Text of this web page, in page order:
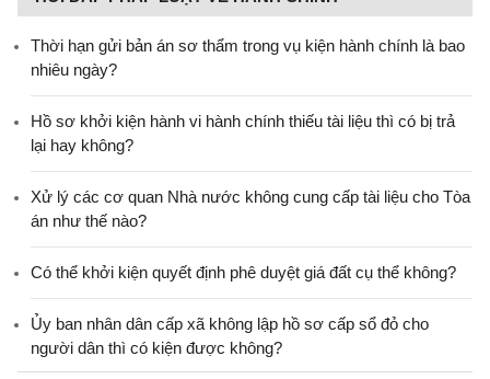
Thời hạn gửi bản án sơ thẩm trong vụ kiện hành chính là bao
nhiêu ngày?
Hồ sơ khởi kiện hành vi hành chính thiếu tài liệu thì có bị trả
lại hay không?
Xử lý các cơ quan Nhà nước không cung cấp tài liệu cho Tòa
án như thế nào?
Có thể khởi kiện quyết định phê duyệt giá đất cụ thể không?
Ủy ban nhân dân cấp xã không lập hồ sơ cấp sổ đỏ cho
người dân thì có kiện được không?